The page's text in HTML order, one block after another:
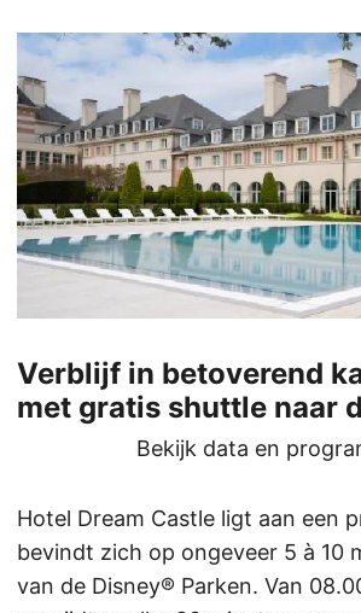
Verblijf in betoverend
met gratis shuttle naar
Bekijk data en
Hotel Dream Castle ligt aan een
bevindt zich op ongeveer 5 à 10
van de Disney® Parken. Van